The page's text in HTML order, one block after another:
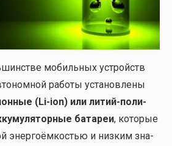
мобиль­ных устройств
рабо­ты уста­нов­ле­ны
(Li-ion) или литий-поли­
бата­реи, кото­рые
энер­го­ём­ко­стью и низ­ким зна­